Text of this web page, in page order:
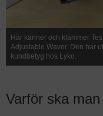
Här känner och klämmer
Adjustable Waver. Den har
kundbetyg hos Lyko.
Varför ska